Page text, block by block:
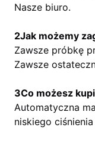
Nasze biuro.
2Jak możemy
Zawsze próbkę
Zawsze
3Co możesz
Automatyczna
niskiego